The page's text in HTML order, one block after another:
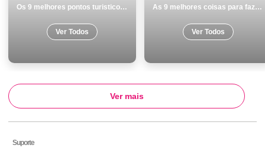
Os 9 melhores pontos turisticos para visitar em PortimÃ£o
Ver Todos
As 9 melhores coisas para fazer e visitar em Coimbra
Ver Todos
Ver mais
Suporte